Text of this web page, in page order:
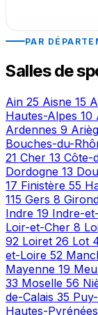
PAR
Salles de
Ain 25 Aisne 15
Hautes-Alpes 10
Ardennes 9
Bouches-du-
21 Cher 13 Côte-
Dordogne 13
17 Finistère 55
115 Gers 8
Indre 19 Indre-
Loir-et-Cher 8
92 Loiret 26 Lot
et-Loire 52
Mayenne 19
33 Moselle 56
de-Calais 35
Hautes-Pyrénées